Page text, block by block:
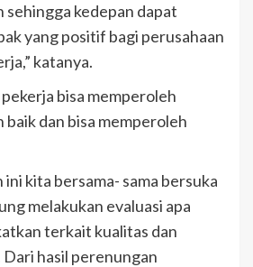
kedepan dapat
yang positif bagi perusahaan
katanya.
bisa memperoleh
baik dan bisa memperoleh
kita bersama- sama bersuka
melakukan evaluasi apa
terkait kualitas dan
hasil perenungan